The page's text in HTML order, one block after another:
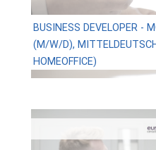
BUSINESS DEVELOPER -
(M/W/D),
HOMEOFFICE)